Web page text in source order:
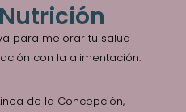
para mejorar tu salud
con la alimentación.
de la Concepción,